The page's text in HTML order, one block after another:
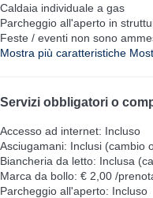
Caldaia individuale a gas
Parcheggio all'aperto in
Feste / eventi non sono
Mostra più caratteristiche
Servizi obbligatori o
Accesso ad internet: Incluso
Asciugamani: Inclusi (cambio
Biancheria da letto: Inclusa
Marca da bollo: € 2,00 /
Parcheggio all'aperto: Incluso